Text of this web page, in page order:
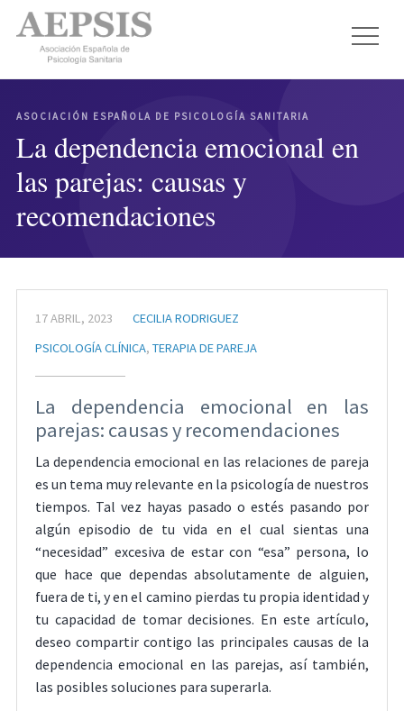
ASOCIACIÓN ESPAÑOLA DE PSICOLOGÍA SANITARIA
La dependencia emocional en
las parejas: causas y
recomendaciones
17 ABRIL, 2023
CECILIA RODRIGUEZ
PSICOLOGÍA CLÍNICA, TERAPIA DE PAREJA
La dependencia emocional en las
parejas: causas y recomendaciones
La dependencia emocional en las relaciones de pareja
es un tema muy relevante en la psicología de nuestros
tiempos. Tal vez hayas pasado o estés pasando por
algún episodio de tu vida en el cual sientas una
“necesidad” excesiva de estar con “esa” persona, lo
que hace que dependas absolutamente de alguien,
fuera de ti, y en el camino pierdas tu propia identidad y
tu capacidad de tomar decisiones. En este artículo,
deseo compartir contigo las principales causas de la
dependencia emocional en las parejas, así también,
las posibles soluciones para superarla.